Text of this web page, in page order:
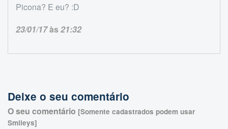
Picona? E eu? :D
23/01/17às21:32
Deixe o seu comentário
O seu comentário [Somente cadastrados podem usar
Smileys]